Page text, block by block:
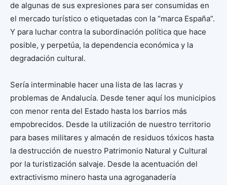
de algunas de sus expresiones para ser consumidas en
el mercado turístico o etiquetadas con la “marca España”.
Y para luchar contra la subordinación política que hace
posible, y perpetúa, la dependencia económica y la
degradación cultural.
Sería interminable hacer una lista de las lacras y
problemas de Andalucía. Desde tener aquí los municipios
con menor renta del Estado hasta los barrios más
empobrecidos. Desde la utilización de nuestro territorio
para bases militares y almacén de residuos tóxicos hasta
la destrucción de nuestro Patrimonio Natural y Cultural
por la turistización salvaje. Desde la acentuación del
extractivismo minero hasta una agroganadería